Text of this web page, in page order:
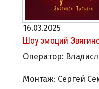
16.03.2025
Шоу эмоций
Оператор:
Монтаж: Сергей